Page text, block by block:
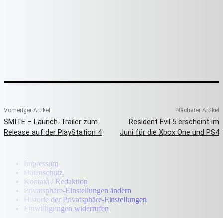
Vorheriger Artikel
SMITE – Launch-Trailer zum
Release auf der PlayStation 4
Nächster Artikel
Resident Evil 5 erscheint im
Juni für die Xbox One und PS4
Impressum
Datenschutz
Kontakt / Redaktion
Privatsphäre-Einstellungen ändern
Historie der Privatsphäre-Einstellungen
Einwilligungen widerrufen